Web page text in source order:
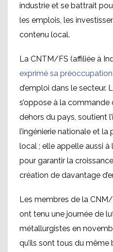
industrie et se battrait
les emplois, les
contenu local.
La CNTM/FS (affiliée à
exprimé sa préoccupation
d’emploi dans le secteur.
s’oppose à la
dehors du pays, soutient
l’ingénierie nationale et
local ; elle appelle aussi à
pour garantir la
création de davantage
Les membres de la
ont tenu une journée de
métallurgistes en
qu’ils sont tous du